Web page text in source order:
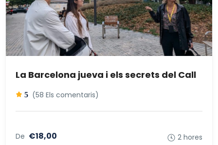
La Barcelona jueva i els secrets del Call
5 (58 Els comentaris)
De €18,00 2 hores